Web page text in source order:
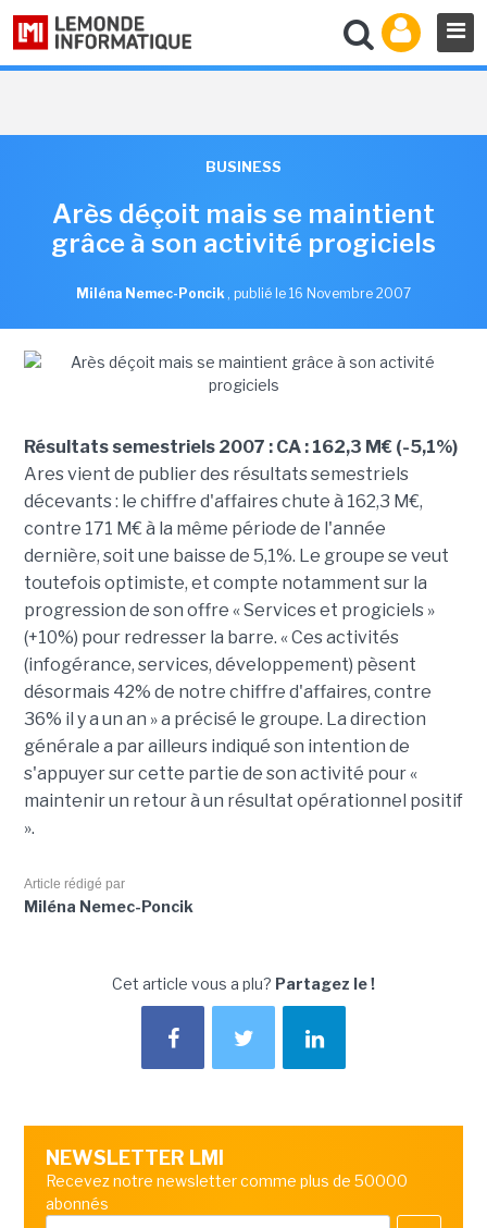
BUSINESS
Arès déçoit mais se maintient
grâce à son activité progiciels
Miléna Nemec-Poncik , publié le 16 Novembre 2007
Résultats semestriels 2007 : CA : 162,3 M€ (-5,1%)
Ares vient de publier des résultats semestriels
décevants : le chiffre d'affaires chute à 162,3 M€,
contre 171 M€ à la même période de l'année
dernière, soit une baisse de 5,1%. Le groupe se veut
toutefois optimiste, et compte notamment sur la
progression de son offre « Services et progiciels »
(+10%) pour redresser la barre. « Ces activités
(infogérance, services, développement) pèsent
désormais 42% de notre chiffre d'affaires, contre
36% il y a un an » a précisé le groupe. La direction
générale a par ailleurs indiqué son intention de
s'appuyer sur cette partie de son activité pour «
maintenir un retour à un résultat opérationnel positif
».
Article rédigé par
Miléna Nemec-Poncik
Cet article vous a plu? Partagez le !
NEWSLETTER LMI
Recevez notre newsletter comme plus de 50000
abonnés